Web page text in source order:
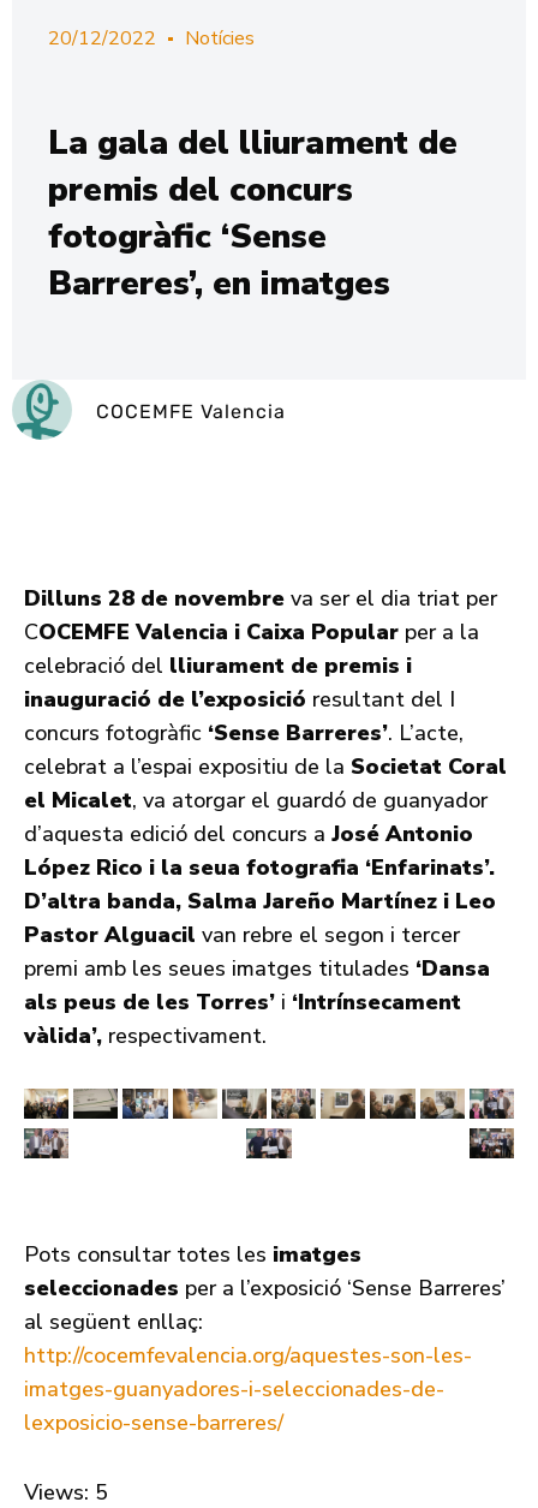
20/12/2022 Notícies
La gala del lliurament de
premis del concurs
fotogràfic ‘Sense
Barreres’, en imatges
COCEMFE Valencia
Dilluns 28 de novembre va ser el dia triat per
COCEMFE Valencia i Caixa Popular per a la
celebració del lliurament de premis i
inauguració de l’exposició resultant del I
concurs fotogràfic ‘Sense Barreres’. L’acte,
celebrat a l’espai expositiu de la Societat Coral
el Micalet, va atorgar el guardó de guanyador
d’aquesta edició del concurs a José Antonio
López Rico i la seua fotografia ‘Enfarinats’.
D’altra banda, Salma Jareño Martínez i Leo
PastorAlguacil van rebre el segon i tercer
premi amb les seues imatges titulades ‘Dansa
als peus de les Torres’ i ‘Intrínsecament
vàlida’, respectivament.
Pots consultar totes les imatges
seleccionades per a l’exposició ‘Sense Barreres’
al següent enllaç:
http://cocemfevalencia.org/aquestes-son-les-
imatges-guanyadores-i-seleccionades-de-
lexposicio-sense-barreres/
Views: 5